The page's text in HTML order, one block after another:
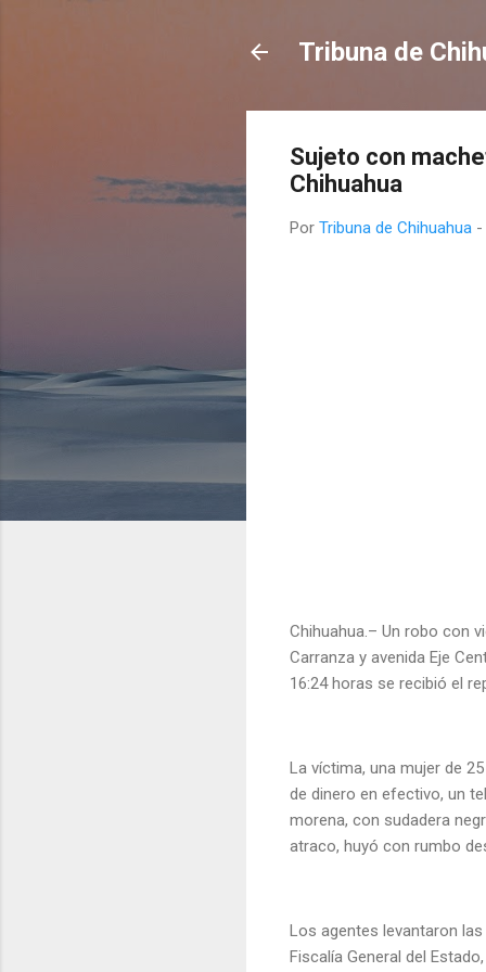
Tribuna de
Sujeto con
Chihuahua
Por Tribuna de Chihuahua -
Chihuahua.– Un robo con
Carranza y avenida Eje
16:24 horas se recibió el
La víctima, una mujer de
de dinero en efectivo, un
morena, con sudadera
atraco, huyó con rumbo
Los agentes levantaron
Fiscalía General del